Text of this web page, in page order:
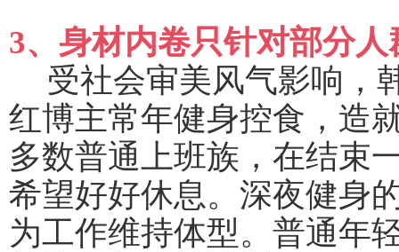
3、身材内卷只针对部分
受社会审美风气影响，
红博主常年健身控食，造
多数普通上班族，在结束
希望好好休息。深夜健身
为工作维持体型。普通年